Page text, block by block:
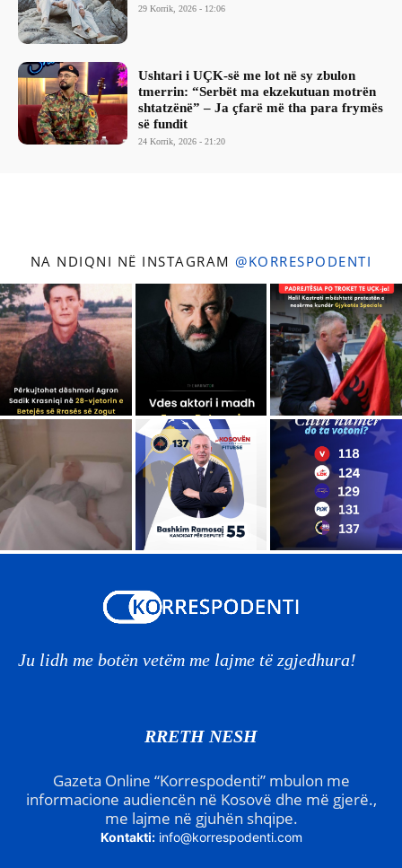
29 Korrik, 2026 - 12:06
Ushtari i UÇK-së me lot në sy zbulon
tmerrin: “Serbët ma ekzekutuan motrën
shtatzënë” – Ja çfarë më tha para frymës
së fundit
24 Korrik, 2026 - 21:20
NA NDIQNI NË INSTAGRAM @KORRESPODENTI
Ju lidh me botën vetëm me lajme të zgjedhura!
RRETH NESH
Gazeta Online “Korrespodenti” mbulon me
informacione audiencën në Kosovë dhe më gjerë.,
me lajme në gjuhën shqipe.
Kontakti: info@korrespodenti.com